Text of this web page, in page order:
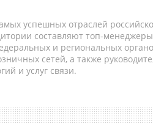
успешных отраслей
составляют топ-
и региональных
сетей, а также
и услуг связи.